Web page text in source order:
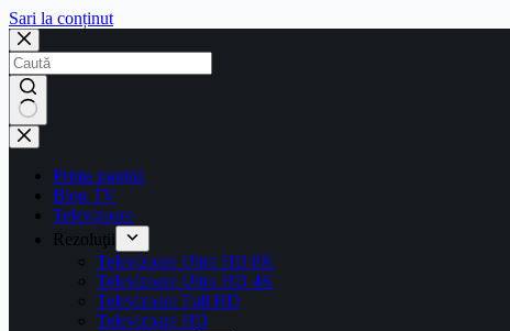
Sari la conținut
Prima pagină
Blog TV
Televizoare
Rezoluţii
Televizoare Ultra HD 8K
Televizoare Ultra HD 4K
Televizoare Full HD
Televizoare HD